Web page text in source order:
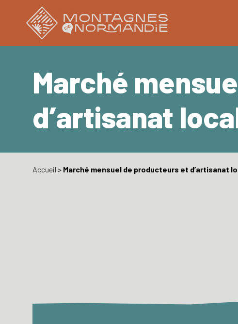
Marché
d’artisanat
Accueil > Marché mensuel de producteurs et d’artisanat